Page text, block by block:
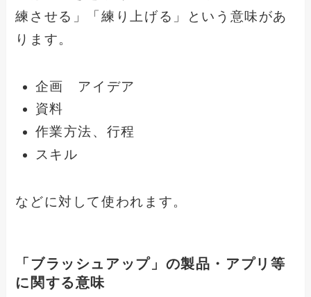
練させる」「練り上げる」という意味があ
ります。
企画 アイデア
資料
作業方法、行程
スキル
などに対して使われます。
「ブラッシュアップ」の製品・アプリ等
に関する意味